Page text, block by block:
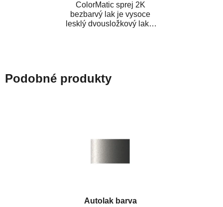
ColorMatic sprej 2K
bezbarvý lak je vysoce
lesklý dvousložkový lak s
Podobné produkty
Autolak barva